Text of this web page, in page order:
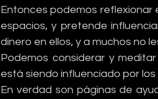
Entonces podemos reflexionar
espacios, y pretende
dinero en ellos, y a muchos no
Podemos considerar y
está siendo influenciado por
En verdad son páginas de